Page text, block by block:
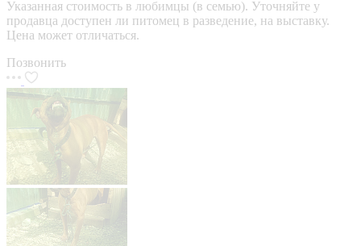
Указанная стоимость в любимцы (в семью). Уточняйте у
продавца доступен ли питомец в разведение, на выставку.
Цена может отличаться.
Позвонить